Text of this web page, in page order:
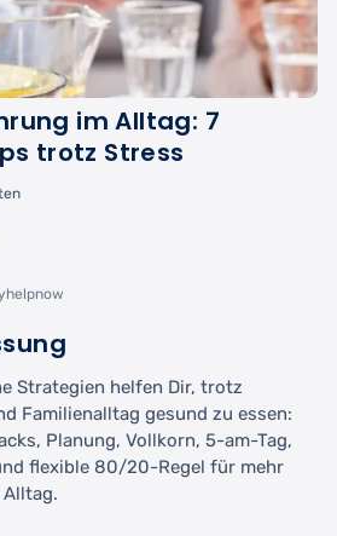
im Alltag: 7
trotz Stress
Strategien helfen Dir, trotz
Familienalltag gesund zu essen:
Planung, Vollkorn, 5-am-Tag,
flexible 80/20-Regel für mehr